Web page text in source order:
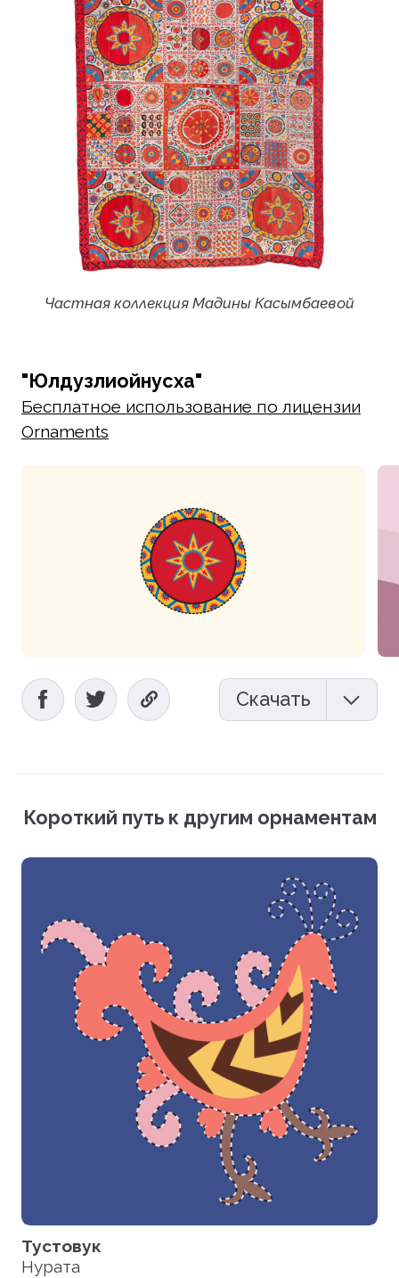
Частная коллекция Мадины Касымбаевой
"Юлдузлиойнусха"
Бесплатное использование по лицензии
Ornaments
Скачать
Фотографии (PNG)
Загрузить все файлы
Короткий путь к другим орнаментам
Тустовук
Нурата